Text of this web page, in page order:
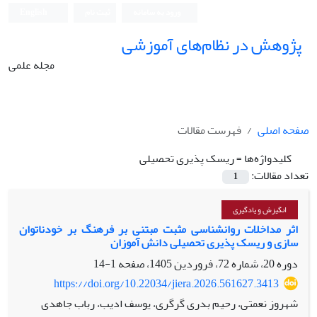
پژوهش در نظام‌های آموزشی
مجله علمی
صفحه اصلی
فهرست مقالات
کلیدواژه‌ها =ریسک پذیری تحصیلی
تعداد مقالات:
1
انگیزش و یادگیری
اثر مداخلات روانشناسی مثبت مبتنی بر فرهنگ بر خودناتوان
سازی و ریسک پذیری تحصیلی دانش آموزان
دوره 20، شماره 72، فروردین 1405، صفحه
1-14
https://doi.org/10.22034/jiera.2026.561627.3413
شهروز نعمتی، رحیم بدری گرگری، یوسف ادیب، رباب جاهدی